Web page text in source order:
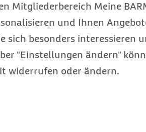
Mitgliederbereich Meine
und Ihnen
sich besonders interessieren
"Einstellungen ändern"
widerrufen oder ändern.
Schmerzen
eine bakterielle
eingesetzt.
allem für